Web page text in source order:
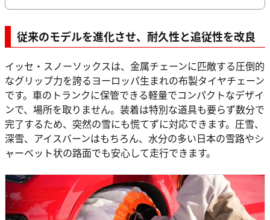
従来のモデルを進化させ、耐久性と追従性を改良
イッセ・スノーソックスは、金属チェーンに匹敵する圧倒的
なグリップ力を誇るヨーロッパ生まれの布製タイヤチェーン
です。車のトランクに保管できる軽量でコンパクトなデザイ
ンで、場所を取りません。装着は特別な道具も要らず数分で
完了するため、突然の雪にも慌てずに対応できます。圧雪、
深雪、アイスバーンはもちろん、水分の多い日本の雪路やシ
ャーベット状の路面でも安心して走行できます。